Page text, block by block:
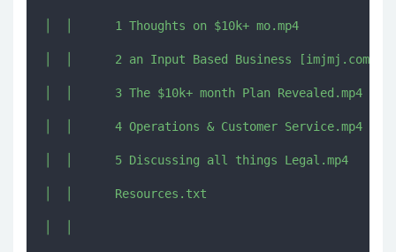
│  │      1 Thoughts on $10k+ mo.mp4
│  │      2 an Input Based Business
│  │      3 The $10k+ month Plan Revealed.mp4
│  │      4 Operations & Customer Service.mp4
│  │      5 Discussing all things Legal.mp4
│  │      Resources.txt